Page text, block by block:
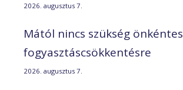
2026. augusztus 7.
Mától nincs szükség önkéntes
fogyasztáscsökkentésre
2026. augusztus 7.